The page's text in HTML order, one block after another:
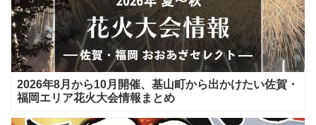
2026年8月から10月開催、基山町から出かけたい佐賀・
福岡エリア花火大会情報まとめ